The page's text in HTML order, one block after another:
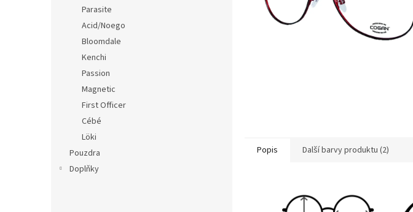
Parasite
Acid/Noego
Bloomdale
Kenchi
Passion
Magnetic
First Officer
Cébé
Löki
Pouzdra
Doplňky
Popis Další barvy produktu (2)